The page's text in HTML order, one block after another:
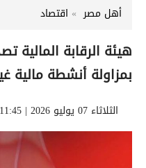
أهل مصر اقتصاد
بمزاولة أنشطة مالية
الثلاثاء 07 يوليو 2026 | 11:45 صباحاً